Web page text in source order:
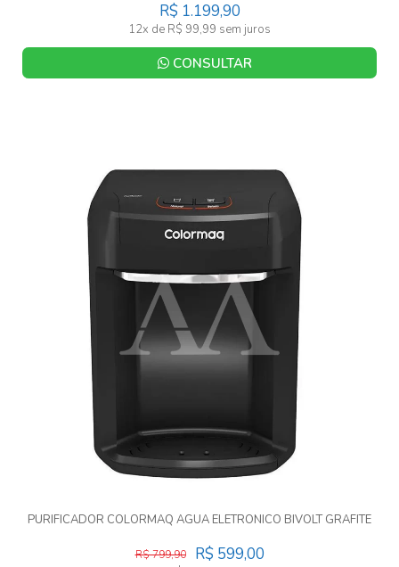
R$ 1.199,90
12x de R$ 99,99 sem juros
CONSULTAR
PURIFICADOR COLORMAQ AGUA ELETRONICO BIVOLT GRAFITE
R$ 599,00
R$ 799,90